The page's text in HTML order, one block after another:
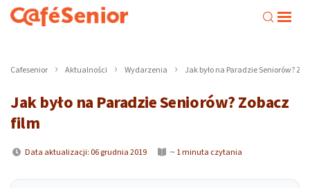
Cafesenior Aktualności Wydarzenia Jak było na Paradzie Seniorów?
Jak było na Paradzie Seniorów? Zobacz
film
Data aktualizacji: 06 grudnia 2019 ~ 1 minuta czytania